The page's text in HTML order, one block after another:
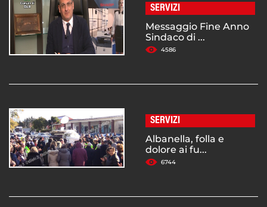
SERVIZI
Messaggio Fine Anno
Sindaco di ...
4586
SERVIZI
Albanella, folla e
dolore ai fu...
6744